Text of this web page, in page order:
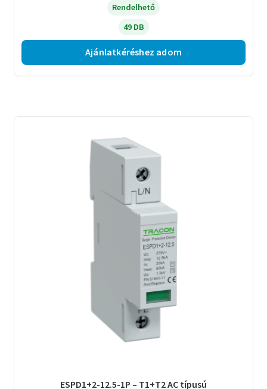
Rendelhető
49 DB
Ajánlatkéréshez adom
ESPD1+2-12.5-1P – T1+T2 AC típusú